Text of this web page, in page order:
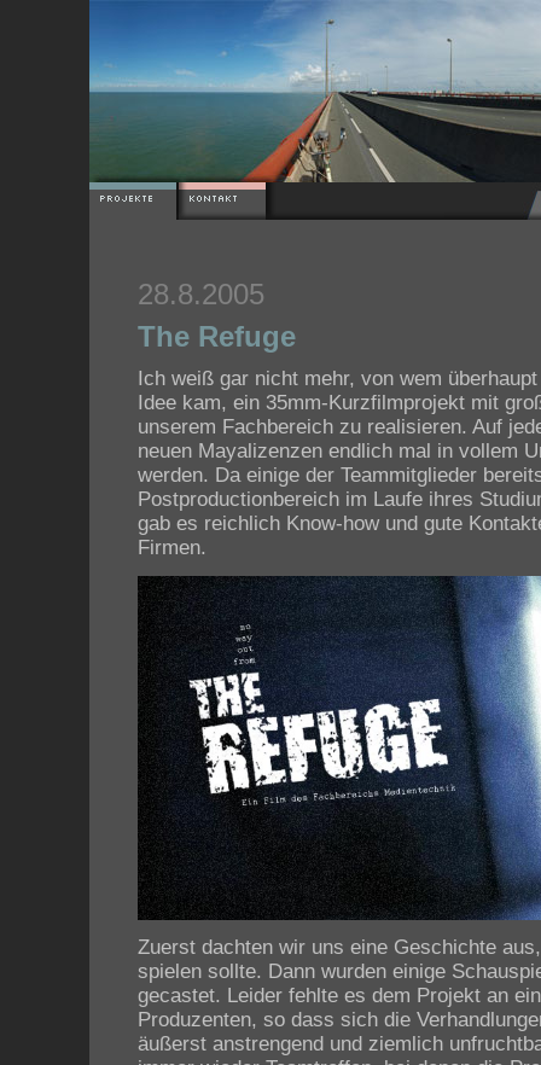
28.8.2005
The Refuge
Ich weiß gar nicht mehr, von wem
Idee kam, ein 35mm-Kurzfilmprojekt mit
unserem Fachbereich zu realisieren. Auf
neuen Mayalizenzen endlich mal in vollem
werden. Da einige der Teammitglieder
Postproductionbereich im Laufe ihres
gab es reichlich Know-how und gute
Firmen.
Zuerst dachten wir uns eine Geschichte
spielen sollte. Dann wurden einige
gecastet. Leider fehlte es dem Projekt an
Produzenten, so dass sich die
äußerst anstrengend und ziemlich